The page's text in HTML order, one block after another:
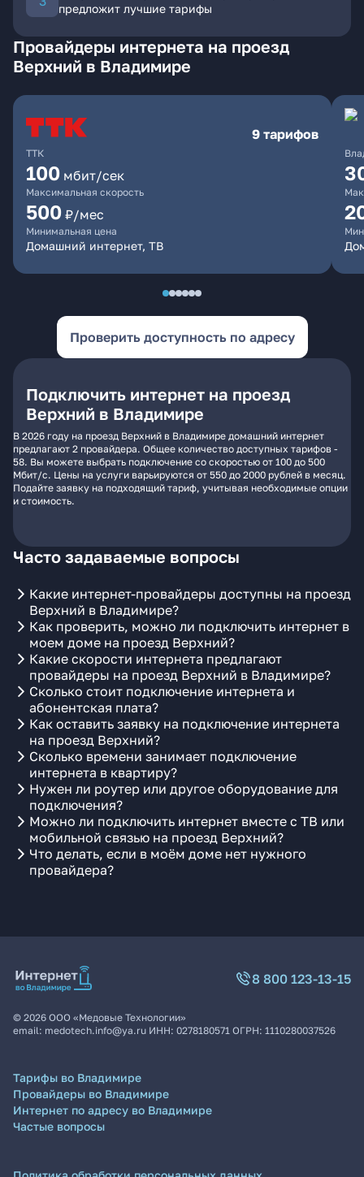
предложит лучшие тарифы
Провайдеры интернета на проезд
Верхний в Владимире
ТТК
9 тарифов
100 мбит/сек
Максимальная скорость
500 ₽/мес
Минимальная цена
Домашний интернет, ТВ
Проверить доступность по адресу
Подключить интернет на проезд
Верхний в Владимире
В 2026 году на проезд Верхний в Владимире домашний интернет
предлагают 2 провайдера. Общее количество доступных тарифов -
58. Вы можете выбрать подключение со скоростью от 100 до 500
Мбит/с. Цены на услуги варьируются от 550 до 2000 рублей в месяц.
Подайте заявку на подходящий тариф, учитывая необходимые опции
и стоимость.
Часто задаваемые вопросы
Какие интернет-провайдеры доступны на проезд
Верхний в Владимире?
Как проверить, можно ли подключить интернет в
моем доме на проезд Верхний?
Какие скорости интернета предлагают
провайдеры на проезд Верхний в Владимире?
Сколько стоит подключение интернета и
абонентская плата?
Как оставить заявку на подключение интернета
на проезд Верхний?
Сколько времени занимает подключение
интернета в квартиру?
Нужен ли роутер или другое оборудование для
подключения?
Можно ли подключить интернет вместе с ТВ или
мобильной связью на проезд Верхний?
Что делать, если в моём доме нет нужного
провайдера?
8 800 123-13-15
© 2026 ООО «Медовые Технологии»
email: medotech.info@ya.ru ИНН: 0278180571 ОГРН: 1110280037526
Тарифы во Владимире
Провайдеры во Владимире
Интернет по адресу во Владимире
Частые вопросы